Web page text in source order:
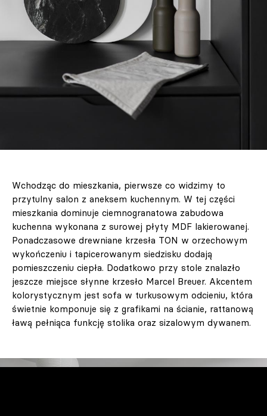
Wchodząc do mieszkania, pierwsze co widzimy to
przytulny salon z aneksem kuchennym. W tej części
mieszkania dominuje ciemnogranatowa zabudowa
kuchenna wykonana z surowej płyty MDF lakierowanej.
Ponadczasowe drewniane krzesła TON w orzechowym
wykończeniu i tapicerowanym siedzisku dodają
pomieszczeniu ciepła. Dodatkowo przy stole znalazło
jeszcze miejsce słynne krzesło Marcel Breuer. Akcentem
kolorystycznym jest sofa w turkusowym odcieniu, która
świetnie komponuje się z grafikami na ścianie, rattanową
ławą pełniąca funkcję stolika oraz sizalowym dywanem.